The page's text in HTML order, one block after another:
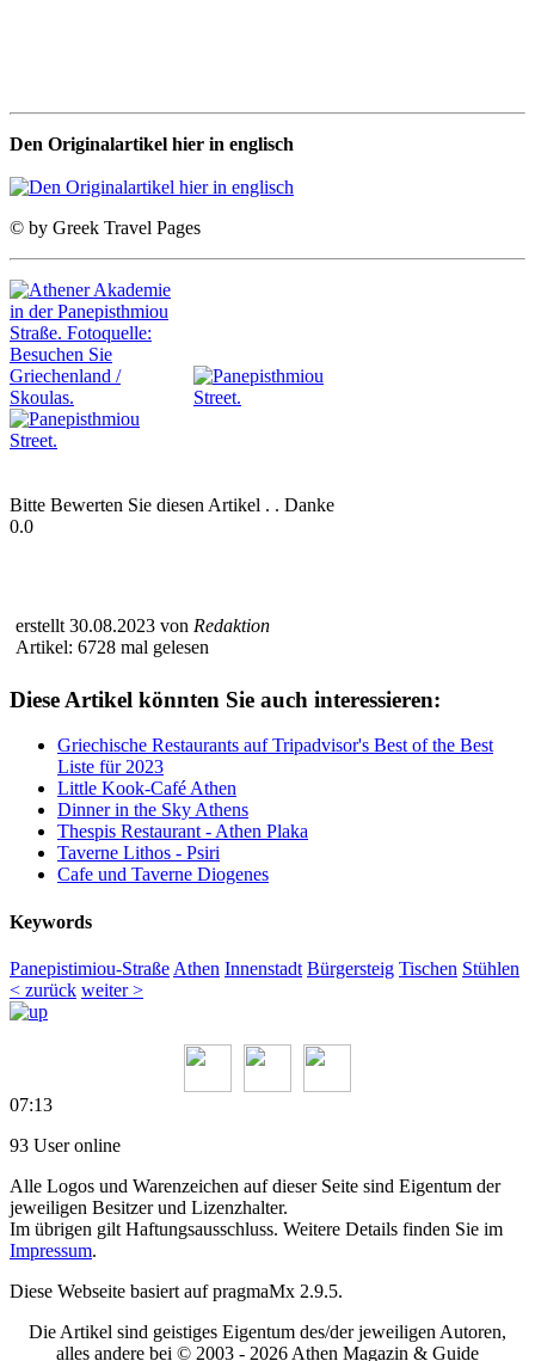
Den Originalartikel hier in englisch
© by Greek Travel Pages
Bitte Bewerten Sie diesen Artikel . . Danke
0.0
erstellt 30.08.2023 von Redaktion
Artikel: 6728 mal gelesen
Diese Artikel könnten Sie auch interessieren:
Griechische Restaurants auf Tripadvisor's Best of the Best
Liste für 2023
Little Kook-Café Athen
Dinner in the Sky Athens
Thespis Restaurant - Athen Plaka
Taverne Lithos - Psiri
Cafe und Taverne Diogenes
Keywords
Panepistimiou-Straße Athen Innenstadt Bürgersteig Tischen Stühlen
< zurück weiter >
07:13
93 User online
Alle Logos und Warenzeichen auf dieser Seite sind Eigentum der
jeweiligen Besitzer und Lizenzhalter.
Im übrigen gilt Haftungsausschluss. Weitere Details finden Sie im
Impressum.
Diese Webseite basiert auf pragmaMx 2.9.5.
Die Artikel sind geistiges Eigentum des/der jeweiligen Autoren,
alles andere bei © 2003 - 2026 Athen Magazin & Guide